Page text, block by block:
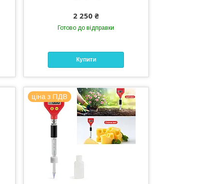
2 250 ₴
Готово до відправки
Купити
ціна з ПДВ